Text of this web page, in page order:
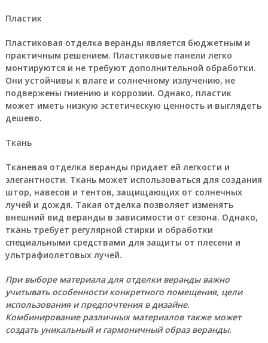
Пластик
Пластиковая отделка веранды является бюджетным и
практичным решением. Пластиковые панели легко
монтируются и не требуют дополнительной обработки.
Они устойчивы к влаге и солнечному излучению, не
подвержены гниению и коррозии. Однако, пластик
может иметь низкую эстетическую ценность и выглядеть
дешево.
Ткань
Тканевая отделка веранды придает ей легкости и
элегантности. Ткань может использоваться для создания
штор, навесов и тентов, защищающих от солнечных
лучей и дождя. Такая отделка позволяет изменять
внешний вид веранды в зависимости от сезона. Однако,
ткань требует регулярной стирки и обработки
специальными средствами для защиты от плесени и
ультрафиолетовых лучей.
При выборе материала для отделки веранды важно
учитывать особенности конкретного помещения, цели
использования и предпочтения в дизайне.
Комбинирование различных материалов также может
создать уникальный и гармоничный образ веранды.